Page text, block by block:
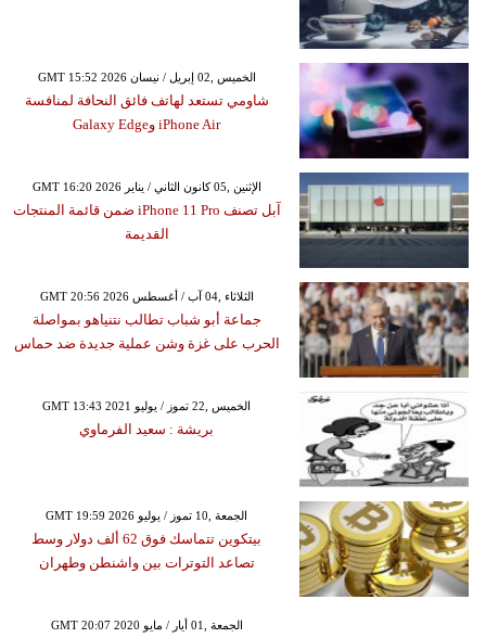
GMT 15:52 2026 الخميس ,02 إبريل / نيسان
شاومي تستعد لهاتف فائق النحافة لمنافسة
iPhone Air وGalaxy Edge
GMT 16:20 2026 الإثنين ,05 كانون الثاني / يناير
آبل تصنف iPhone 11 Pro ضمن قائمة المنتجات
القديمة
GMT 20:56 2026 الثلاثاء ,04 آب / أغسطس
جماعة أبو شباب تطالب نتنياهو بمواصلة
الحرب على غزة وشن عملية جديدة ضد حماس
GMT 13:43 2021 الخميس ,22 تموز / يوليو
بريشة : سعيد الفرماوي
GMT 19:59 2026 الجمعة ,10 تموز / يوليو
بيتكوين تتماسك فوق 62 ألف دولار وسط
تصاعد التوترات بين واشنطن وطهران
GMT 20:07 2020 الجمعة ,01 أيار / مايو